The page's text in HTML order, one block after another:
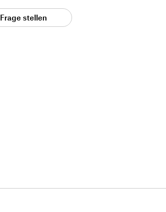
Frage stellen